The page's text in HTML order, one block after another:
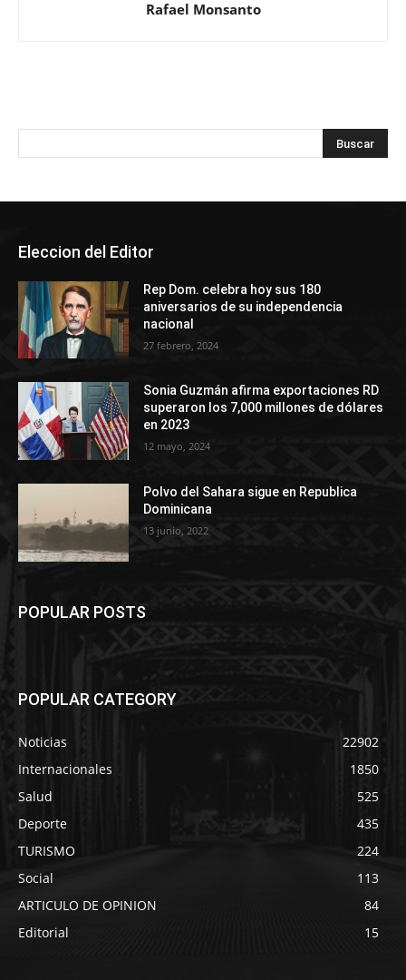
Rafael Monsanto
Eleccion del Editor
Rep Dom. celebra hoy sus 180
aniversarios de su independencia
nacional
27 febrero, 2024
Sonia Guzmán afirma exportaciones RD
superaron los 7,000 millones de dólares
en 2023
12 mayo, 2024
Polvo del Sahara sigue en Republica
Dominicana
13 junio, 2022
POPULAR POSTS
POPULAR CATEGORY
Noticias
22902
Internacionales
1850
Salud
525
Deporte
435
TURISMO
224
Social
113
ARTICULO DE OPINION
84
Editorial
15